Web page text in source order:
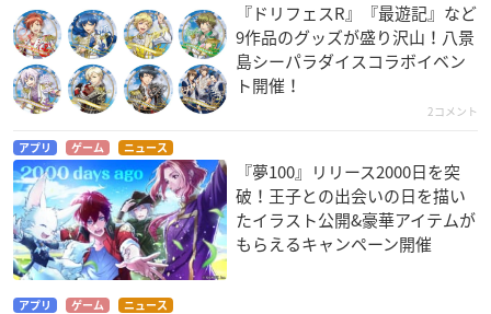
『ドリフェスR』『最遊記』など
9作品のグッズが盛り沢山！八景
島シーパラダイスコラボイベン
ト開催！
2コメント
アプリ ゲーム ニュース
『夢100』リリース2000日を突
破！王子との出会いの日を描い
たイラスト公開&豪華アイテムが
もらえるキャンペーン開催
アプリ ゲーム ニュース